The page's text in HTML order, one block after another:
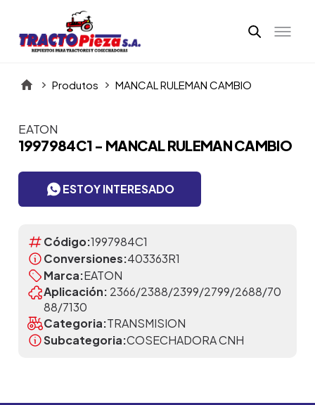
Produtos MANCAL RULEMAN CAMBIO
Itens da Galeria
EATON
1997984C1 - MANCAL RULEMAN CAMBIO
ESTOY INTERESADO
Código:1997984C1
Conversiones:403363R1
Marca:EATON
Aplicación: 2366/2388/2399/2799/2688/70
88/7130
Categoria:TRANSMISION
Subcategoria:COSECHADORA CNH